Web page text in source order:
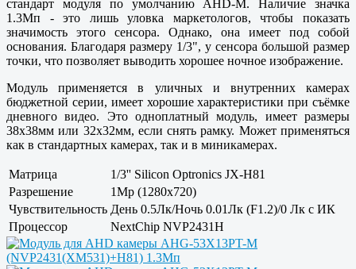
стандарт модуля по умолчанию AHD-M. Наличие значка
1.3Мп - это лишь уловка маркетологов, чтобы показать
значимость этого сенсора. Однако, она имеет под собой
основания. Благодаря размеру 1/3", у сенсора большой размер
точки, что позволяет выводить хорошее ночное изображение.
Модуль применяется в уличных и внутренних камерах
бюджетной серии, имеет хорошие характеристики при съёмке
дневного видео. Это одноплатный модуль, имеет размеры
38x38мм или 32x32мм, если снять рамку. Может применяться
как в стандартных камерах, так и в миникамерах.
Матрица
1/3'' Silicon Optronics JX-H81
Разрешение
1Mp (1280x720)
Чувствительность День 0.5Лк/Ночь 0.01Лк (F1.2)/0 Лк с ИК
Процессор
NextChip NVP2431H